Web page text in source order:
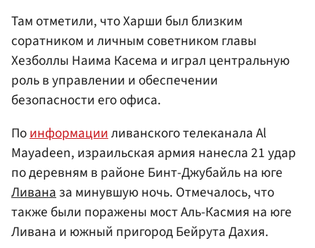
Там отметили, что Харши был близким
соратником и личным советником главы
Хезболлы Наима Касема и играл центральную
роль в управлении и обеспечении
безопасности его офиса.
Поинформацииливанского телеканала Al
Mayadeen, израильская армия нанесла 21 удар
по деревням в районе Бинт-Джубайль на юге
Ливаназа минувшую ночь. Отмечалось, что
также были поражены мост Аль-Касмия на юге
Ливана и южный пригород Бейрута Дахия.